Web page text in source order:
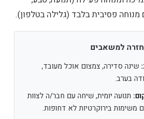
פסיבית בלבד (גלילה בטלפון).
שינה סדירה, צמצום אוכל מעובד,
בערב.
תנועה יומית, שיחה עם חבר/ה לצוות
משימות בירוקרטיות לא דחופות.